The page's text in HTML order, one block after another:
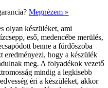
Megnézem »
olyan készüléket, ami
eső, medencébe merülés,
benne a fürdőszoba
eredményezi, hogy a készülék
meg. A folyadékok vezető
mindig a legkisebb
éri a készüléket, akkor